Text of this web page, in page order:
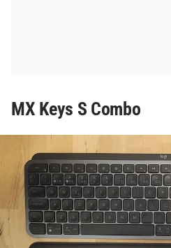
MX Keys S Combo